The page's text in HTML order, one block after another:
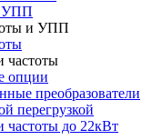
УПП
и УПП
частоты
опции
преобразователи
перегрузкой
частоты до 22кВт